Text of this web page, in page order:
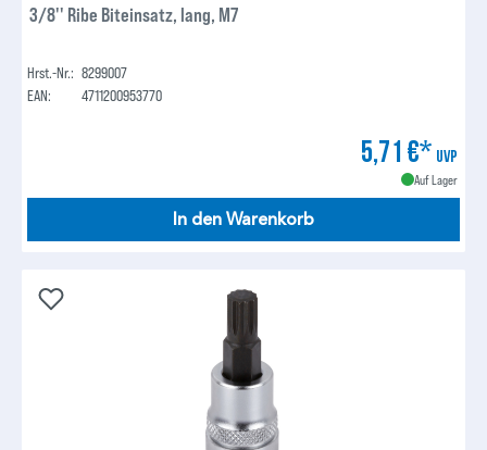
3/8'' Ribe Biteinsatz, lang, M7
Hrst.-Nr.: 8299007
EAN:
4711200953770
5,71 €* UVP
Auf Lager
In den Warenkorb